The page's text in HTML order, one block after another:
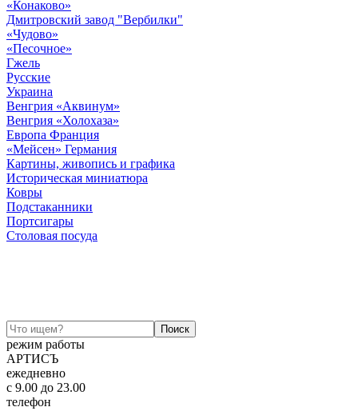
«Конаково»
Дмитровский завод "Вербилки"
«Чудово»
«Песочное»
Гжель
Русские
Украина
Венгрия «Аквинум»
Венгрия «Холохаза»
Европа Франция
«Мейсен» Германия
Картины, живопись и графика
Историческая миниатюра
Ковры
Подстаканники
Портсигары
Столовая посуда
режим работы
АРТИСЪ
ежедневно
c 9.00 до 23.00
телефон